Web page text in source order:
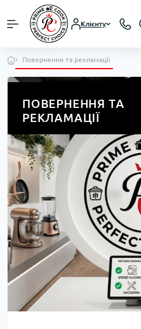
Клієнту
Повернення та рекламації
ПОВЕРНЕННЯ ТА
РЕКЛАМАЦІЇ